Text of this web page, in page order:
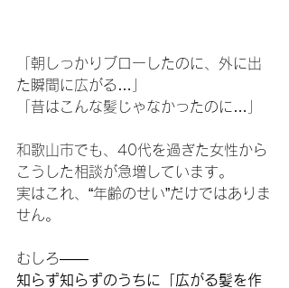
「朝しっかりブローしたのに、外に出
た瞬間に広がる…」
「昔はこんな髪じゃなかったのに…」
和歌山市でも、40代を過ぎた女性から
こうした相談が急増しています。
実はこれ、“年齢のせい”だけではありま
せん。
むしろ――
知らず知らずのうちに「広がる髪を作